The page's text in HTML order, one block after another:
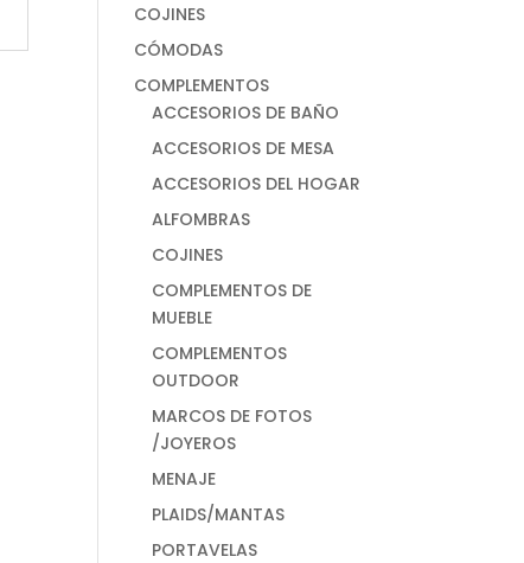
COJINES
CÓMODAS
COMPLEMENTOS
ACCESORIOS DE BAÑO
ACCESORIOS DE MESA
ACCESORIOS DEL HOGAR
ALFOMBRAS
COJINES
COMPLEMENTOS DE
MUEBLE
COMPLEMENTOS
OUTDOOR
MARCOS DE FOTOS
/JOYEROS
MENAJE
PLAIDS/MANTAS
PORTAVELAS